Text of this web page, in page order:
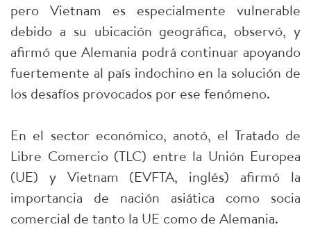
pero Vietnam es especialmente vulnerable
debido a su ubicación geográfica, observó, y
afirmó que Alemania podrá continuar apoyando
fuertemente al país indochino en la solución de
los desafíos provocados por ese fenómeno.
En el sector económico, anotó, el Tratado de
Libre Comercio (TLC) entre la Unión Europea
(UE) y Vietnam (EVFTA, inglés) afirmó la
importancia de nación asiática como socia
comercial de tanto la UE como de Alemania.